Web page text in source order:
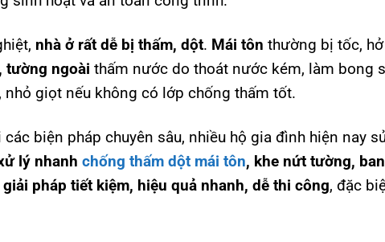
nhà ở rất dễ bị thấm, dột. Mái tôn thường bị tốc, hở
tường ngoài thấm nước do thoát nước kém, làm bong
nhỏ giọt nếu không có lớp chống thấm tốt.
biện pháp chuyên sâu, nhiều hộ gia đình hiện nay
lý nhanh chống thấm dột mái tôn, khe nứt tường, ban
giải pháp tiết kiệm, hiệu quả nhanh, dễ thi công, đặc